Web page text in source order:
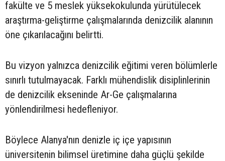
fakülte ve 5 meslek yüksekokulunda yürütülecek
araştırma-geliştirme çalışmalarında denizcilik alanının
öne çıkarılacağını belirtti.
Bu vizyon yalnızca denizcilik eğitimi veren bölümlerle
sınırlı tutulmayacak. Farklı mühendislik disiplinlerinin
de denizcilik ekseninde Ar-Ge çalışmalarına
yönlendirilmesi hedefleniyor.
Böylece Alanya'nın denizle iç içe yapısının
üniversitenin bilimsel üretimine daha güçlü şekilde